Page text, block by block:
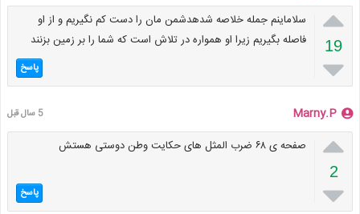

19

سلاماینم جمله خلاصه شدهدشمن مان را دست کم نگیریم و از او
فاصله بگیریم زیرا او همواره در تلاش است که شما را بر زمین بزنند
پاسخ
Marny.P 5 سال قبل

2

صفحه ی ۶۸ ضرب المثل های حکایت وطن دوستی هستش
پاسخ